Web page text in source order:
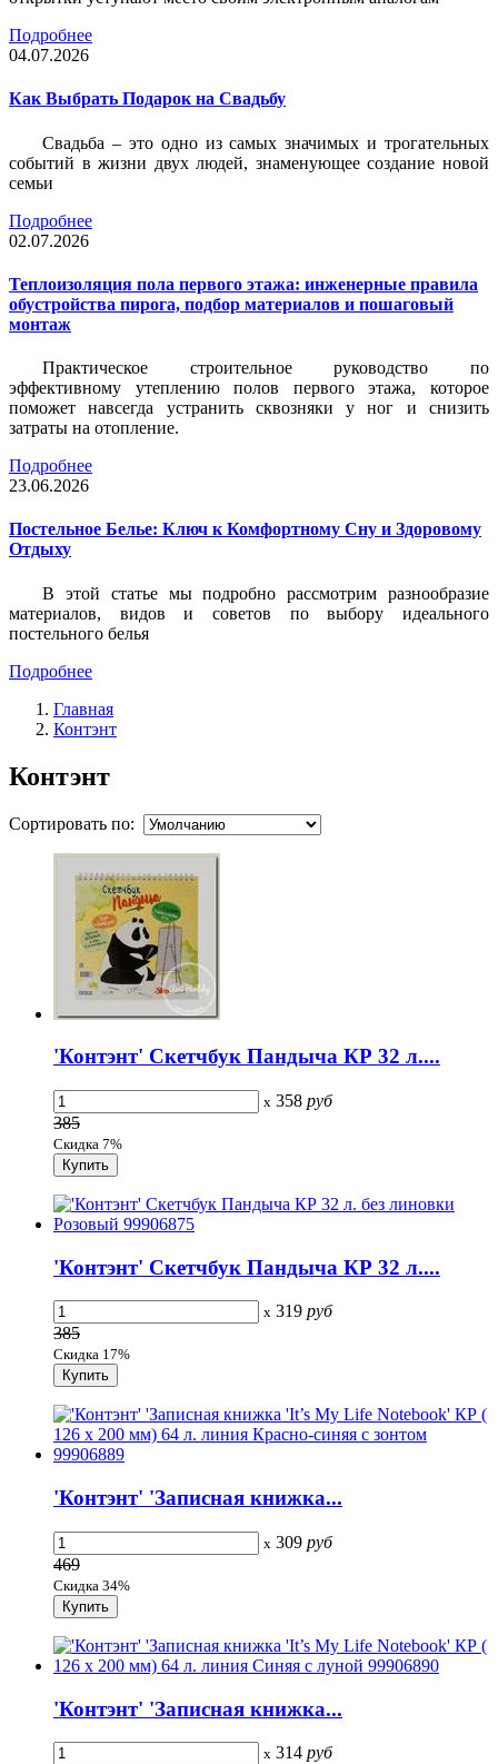
Подробнее
04.07.2026
Как Выбрать Подарок на Свадьбу
Свадьба – это одно из самых значимых и трогательных
событий в жизни двух людей, знаменующее создание новой
семьи
Подробнее
02.07.2026
Теплоизоляция пола первого этажа: инженерные правила
обустройства пирога, подбор материалов и пошаговый
монтаж
Практическое строительное руководство по
эффективному утеплению полов первого этажа, которое
поможет навсегда устранить сквозняки у ног и снизить
затраты на отопление.
Подробнее
23.06.2026
Постельное Белье: Ключ к Комфортному Сну и Здоровому
Отдыху
В этой статье мы подробно рассмотрим разнообразие
материалов, видов и советов по выбору идеального
постельного белья
Подробнее
Главная
Контэнт
Контэнт
Сортировать по:
'Контэнт' Скетчбук Пандыча КР 32 л....
x 358 руб
385
Скидка 7%
'Контэнт' Скетчбук Пандыча КР 32 л....
x 319 руб
385
Скидка 17%
'Контэнт' 'Записная книжка...
x 309 руб
469
Скидка 34%
'Контэнт' 'Записная книжка...
x 314 руб